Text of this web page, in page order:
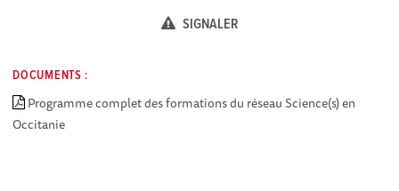
SIGNALER
DOCUMENTS :
Programme complet des formations du réseau Science(s) en
Occitanie